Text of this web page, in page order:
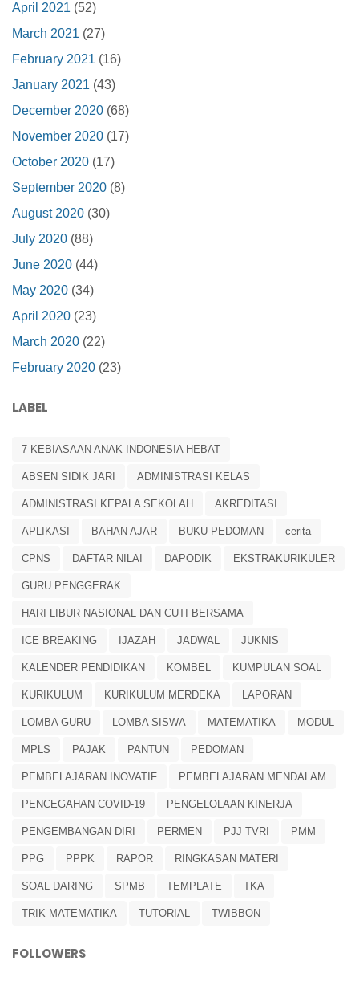
April 2021 (52)
March 2021 (27)
February 2021 (16)
January 2021 (43)
December 2020 (68)
November 2020 (17)
October 2020 (17)
September 2020 (8)
August 2020 (30)
July 2020 (88)
June 2020 (44)
May 2020 (34)
April 2020 (23)
March 2020 (22)
February 2020 (23)
LABEL
7 KEBIASAAN ANAK INDONESIA HEBAT
ABSEN SIDIK JARI ADMINISTRASI KELAS
ADMINISTRASI KEPALA SEKOLAH AKREDITASI
APLIKASI BAHAN AJAR BUKU PEDOMAN cerita
CPNS DAFTAR NILAI DAPODIK EKSTRAKURIKULER
GURU PENGGERAK
HARI LIBUR NASIONAL DAN CUTI BERSAMA
ICE BREAKING IJAZAH JADWAL JUKNIS
KALENDER PENDIDIKAN KOMBEL KUMPULAN SOAL
KURIKULUM KURIKULUM MERDEKA LAPORAN
LOMBA GURU LOMBA SISWA MATEMATIKA MODUL
MPLS PAJAK PANTUN PEDOMAN
PEMBELAJARAN INOVATIF PEMBELAJARAN MENDALAM
PENCEGAHAN COVID-19 PENGELOLAAN KINERJA
PENGEMBANGAN DIRI PERMEN PJJ TVRI PMM
PPG PPPK RAPOR RINGKASAN MATERI
SOAL DARING SPMB TEMPLATE TKA
TRIK MATEMATIKA TUTORIAL TWIBBON
FOLLOWERS